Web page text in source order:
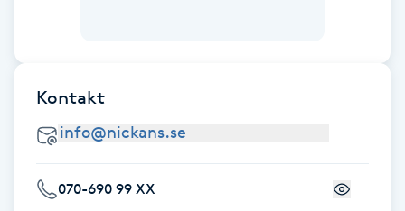
Fransförlängning
Fransförlängning Megavolym
Kontakt
070-690 99 XX